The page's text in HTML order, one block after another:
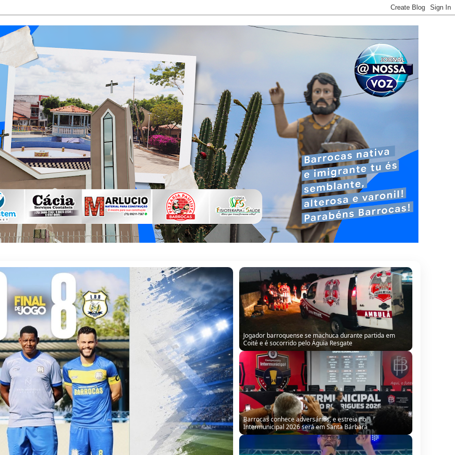
Barrocas conhece adversários, e estreia no
Intermunicipal 2026 será em Santa Bárbara
“Precisamos de tecnologia para humanizar a mão de obra
do sisal”, defende jovem barroquense em evento em
Serrinha